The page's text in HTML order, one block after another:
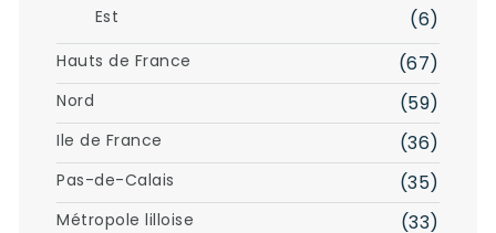
Est (6)
Hauts de France (67)
Nord (59)
Ile de France (36)
Pas-de-Calais (35)
Métropole lilloise (33)